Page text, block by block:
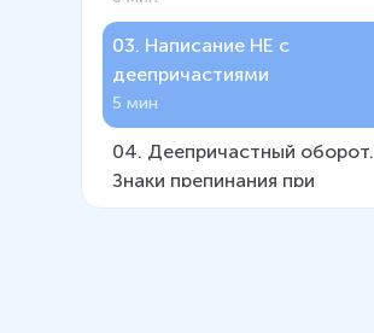
03. Написание НЕ с
деепричастиями
5 мин
04. Деепричастный оборот.
Знаки препинания при
деепричастном обороте